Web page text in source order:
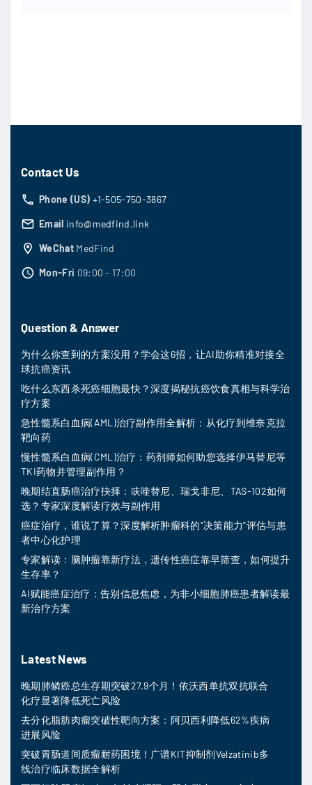
Contact Us
Phone (US) +1-505-750-3867
Email info@medfind.link
WeChat MedFind
Mon-Fri 09:00 - 17:00
Question & Answer
为什么你查到的方案没用？学会这6招，让AI助你精准对接全
球抗癌资讯
吃什么东西杀死癌细胞最快？深度揭秘抗癌饮食真相与科学治
疗方案
急性髓系白血病(AML)治疗副作用全解析：从化疗到维奈克拉
靶向药
慢性髓系白血病(CML)治疗：药剂师如何助您选择伊马替尼等
TKI药物并管理副作用？
晚期结直肠癌治疗抉择：呋喹替尼、瑞戈非尼、TAS-102如何
选？专家深度解读疗效与副作用
癌症治疗，谁说了算？深度解析肿瘤科的“决策能力”评估与患
者中心化护理
专家解读：脑肿瘤靠新疗法，遗传性癌症靠早筛查，如何提升
生存率？
AI赋能癌症治疗：告别信息焦虑，为非小细胞肺癌患者解读最
新治疗方案
Latest News
晚期肺鳞癌总生存期突破27.9个月！依沃西单抗双抗联合
化疗显著降低死亡风险
去分化脂肪肉瘤突破性靶向方案：阿贝西利降低62%疾病
进展风险
突破胃肠道间质瘤耐药困境！广谱KIT抑制剂Velzatinib多
线治疗临床数据全解析